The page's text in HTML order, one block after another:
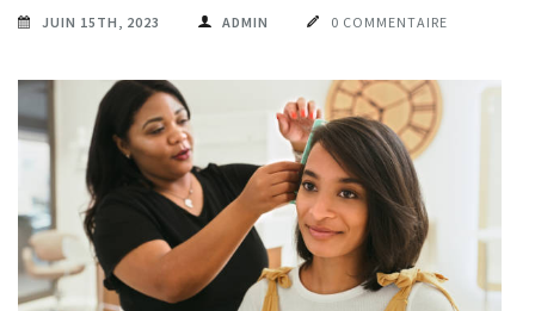
JUIN 15TH, 2023 ADMIN 0 COMMENTAIRE